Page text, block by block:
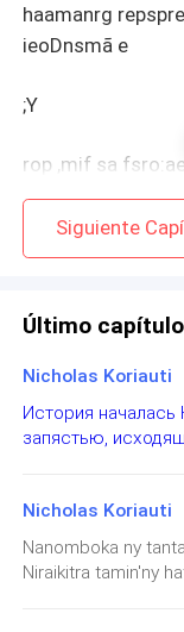
haamanrg
ieoDnsmã e
;Y
rop ,mif sa
óoilcmisatg uo
onã, ocmo
eadr A
foses leop ser
lta mdonu. aEr
etmosp me
ed mtara lueeaq
Siguiente
Último capítulo
Nicholas Koriauti
История
запястью,
Nicholas Koriauti
Nanomboka ny
Niraikitra tamin'ny